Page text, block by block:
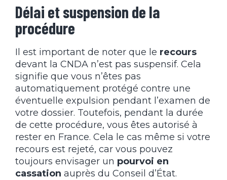
Délai et suspension de la
procédure
Il est important de noter que le recours
devant la CNDA n’est pas suspensif. Cela
signifie que vous n’êtes pas
automatiquement protégé contre une
éventuelle expulsion pendant l’examen de
votre dossier. Toutefois, pendant la durée
de cette procédure, vous êtes autorisé à
rester en France. Cela le cas même si votre
recours est rejeté, car vous pouvez
toujours envisager un pourvoi en
cassation auprès du Conseil d’État.